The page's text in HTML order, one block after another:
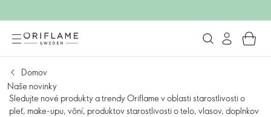
Domov
Naše novinky
Sledujte nové produkty a trendy Oriflame v oblasti starostlivosti o
pleť, make-upu, vôní, produktov starostlivosti o telo, vlasov, doplnkov